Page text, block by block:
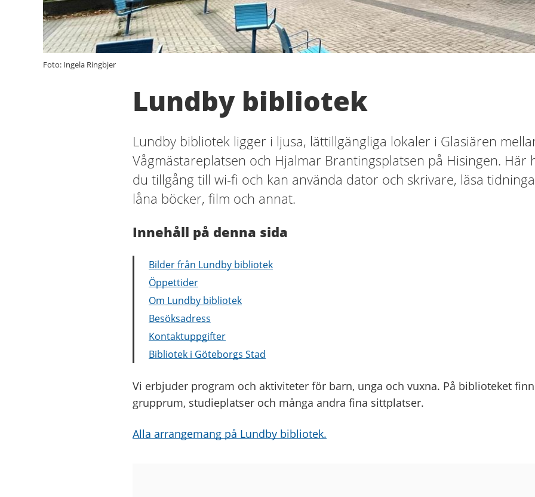
Foto: Ingela Ringbjer
Lundby bibliotek
Lundby bibliotek ligger i ljusa, lättillgängliga lokaler i Glasiären
Vågmästareplatsen och Hjalmar Brantingsplatsen på Hisingen. Här
du tillgång till wi-fi och kan använda dator och skrivare, läsa
låna böcker, film och annat.
Innehåll på denna sida
Bilder från Lundby bibliotek
Öppettider
Om Lundby bibliotek
Besöksadress
Kontaktuppgifter
Bibliotek i Göteborgs Stad
Vi erbjuder program och aktiviteter för barn, unga och vuxna. På biblioteket
grupprum, studieplatser och många andra fina sittplatser.
Alla arrangemang på Lundby bibliotek.